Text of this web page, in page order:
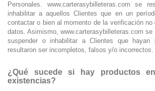
Personales. www.carterasybilleteras.com se
inhabilitar a aquellos Clientes que en un
contactar o bien al momento de la verificación no
datos. Asimismo, www.carterasybilleteras.com se
suspender o inhabilitar a Clientes que hayan
resultaron ser incompletos, falsos y/o incorrectos.
¿Qué sucede si hay productos
existencias?